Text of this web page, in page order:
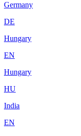
Germany
DE
Hungary
EN
Hungary
HU
India
EN